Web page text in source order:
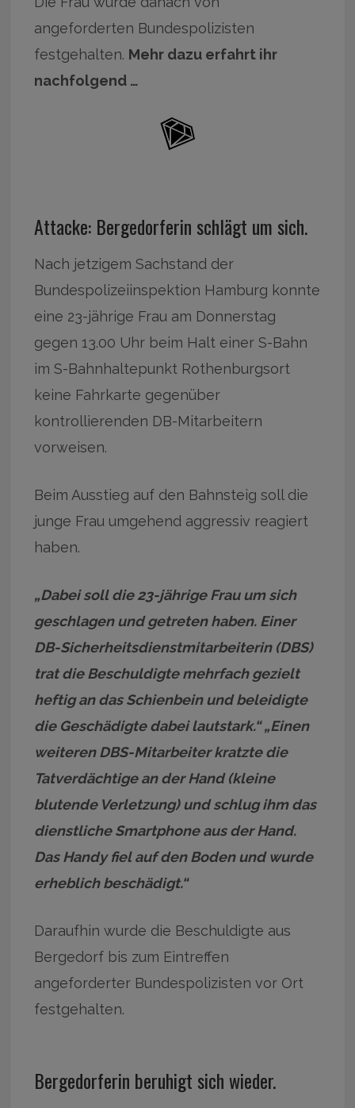
angeforderten Bundespolizisten
festgehalten. Mehr dazu erfahrt ihr
nachfolgend …
Attacke: Bergedorferin schlägt um sich.
Nach jetzigem Sachstand der
Bundespolizeiinspektion Hamburg konnte
eine 23-jährige Frau am Donnerstag
gegen 13.00 Uhr beim Halt einer S-Bahn
im S-Bahnhaltepunkt Rothenburgsort
keine Fahrkarte gegenüber
kontrollierenden DB-Mitarbeitern
vorweisen.
Beim Ausstieg auf den Bahnsteig soll die
junge Frau umgehend aggressiv reagiert
haben.
„Dabei soll die 23-jährige Frau um sich
geschlagen und getreten haben. Einer
DB-Sicherheitsdienstmitarbeiterin (DBS)
trat die Beschuldigte mehrfach gezielt
heftig an das Schienbein und beleidigte
die Geschädigte dabei lautstark.“ „Einen
weiteren DBS-Mitarbeiter kratzte die
Tatverdächtige an der Hand (kleine
blutende Verletzung) und schlug ihm das
dienstliche Smartphone aus der Hand.
Das Handy fiel auf den Boden und wurde
erheblich beschädigt.“
Daraufhin wurde die Beschuldigte aus
Bergedorf bis zum Eintreffen
angeforderter Bundespolizisten vor Ort
festgehalten.
Bergedorferin beruhigt sich wieder.